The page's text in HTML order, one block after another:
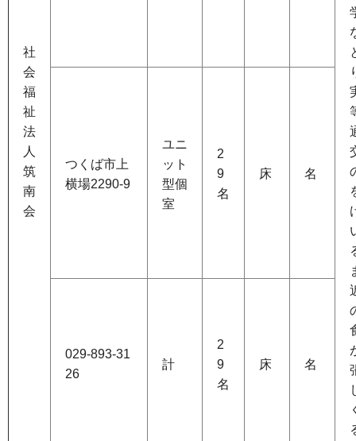
社
会
福
祉
法
人
筑
南
会
つくば市上
横場2290-9
ユニ
ット
型個
室
2
9
名
床 名
029-893-31
26
計
2
9
名
床 名